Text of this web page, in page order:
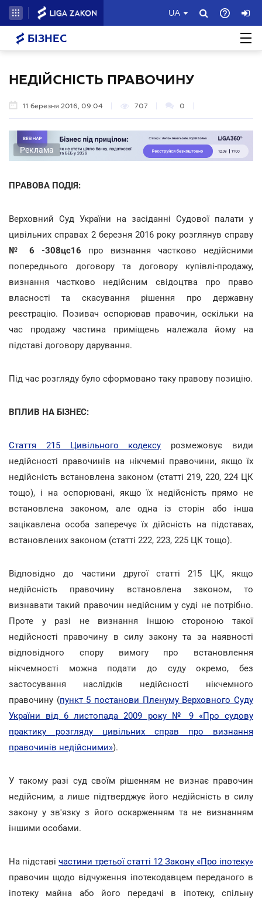
UA
БІЗНЕС
НЕДІЙСНІСТЬ ПРАВОЧИНУ
11 березня 2016, 09:04 707 0
Реклама
ПРАВОВА ПОДІЯ:
Верховний Суд України на засіданні Судової палати у
цивільних справах 2 березня 2016 року розглянув справу
№
6 -308цс16
про визнання частково недійсними
попереднього договору та договору купівлі-продажу,
визнання частково недійсним свідоцтва про право
власності та скасування рішення про державну
реєстрацію. Позивач оспорював правочин, оскільки на
час продажу частина приміщень належала йому на
підставі договору дарування.
Під час розгляду було сформовано таку правову позицію.
ВПЛИВ НА БІЗНЕС:
Стаття 215 Цивільного кодексу розмежовує види
недійсності правочинів на нікчемні правочини, якщо їх
недійсність встановлена законом (статті 219, 220, 224 ЦК
тощо), і на оспорювані, якщо їх недійсність прямо не
встановлена законом, але одна із сторін або інша
зацікавлена особа заперечує їх дійсність на підставах,
встановлених законом (статті 222, 223, 225 ЦК тощо).
Відповідно до частини другої статті 215 ЦК, якщо
недійсність правочину встановлена законом, то
визнавати такий правочин недійсним у суді не потрібно.
Проте у разі не визнання іншою стороною такої
недійсності правочину в силу закону та за наявності
відповідного спору вимогу про встановлення
нікчемності можна подати до суду окремо, без
застосування наслідків недійсності нікчемного
правочину (пункт 5 постанови Пленуму Верховного Суду
України від 6 листопада 2009 року № 9 «Про судову
практику розгляду цивільних справ про визнання
правочинів недійсними»).
У такому разі суд своїм рішенням не визнає правочин
недійсним, а лише підтверджує його недійсність в силу
закону у зв'язку з його оскарженням та не визнанням
іншими особами.
На підставі частини третьої статті 12 Закону «Про іпотеку»
правочин щодо відчуження іпотекодавцем переданого в
іпотеку майна або його передачі в іпотеку, спільну